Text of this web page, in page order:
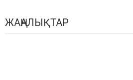
ЖАҢАЛЫҚТАР